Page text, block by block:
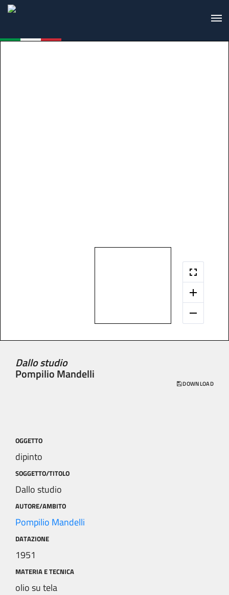
Dallo studio
Pompilio Mandelli
DOWNLOAD
OGGETTO
dipinto
SOGGETTO/TITOLO
Dallo studio
AUTORE/AMBITO
Pompilio Mandelli
DATAZIONE
1951
MATERIA E TECNICA
olio su tela